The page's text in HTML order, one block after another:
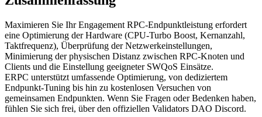
Maximieren Sie Ihr Engagement RPC-Endpunktleistung erfordert
eine Optimierung der Hardware (CPU-Turbo Boost, Kernanzahl,
Taktfrequenz), Überprüfung der Netzwerkeinstellungen,
Minimierung der physischen Distanz zwischen RPC-Knoten und
Clients und die Einstellung geeigneter SWQoS Einsätze.
ERPC unterstützt umfassende Optimierung, von dediziertem
Endpunkt-Tuning bis hin zu kostenlosen Versuchen von
gemeinsamen Endpunkten. Wenn Sie Fragen oder Bedenken haben,
fühlen Sie sich frei, über den offiziellen Validators DAO Discord.